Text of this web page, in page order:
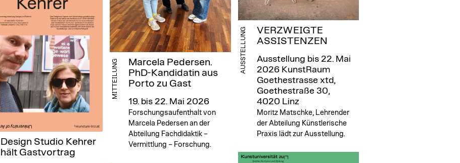
MITTEILUNG
Marcela Pedersen.
PhD-Kandidatin aus
Porto zu Gast
19. bis 22. Mai 2026
Forschungsaufenthalt von
Marcela Pedersen an der
Abteilung Fachdidaktik –
Vermittlung – Forschung.
AUSSTELLUNG
VERZWEIGTE
ASSISTENZEN
Ausstellung bis 22. Mai
2026KunstRaum
Goethestrasse xtd,
Goethestraße 30,
4020 Linz
Moritz Matschke, Lehrender
der Abteilung Künstlerische
Praxis lädt zur Ausstellung.
Design Studio Kehrer
hält Gastvortrag